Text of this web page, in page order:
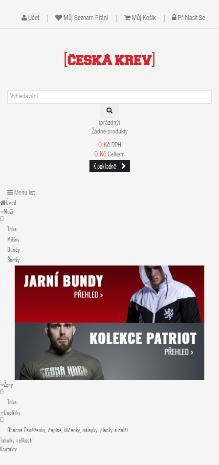
Účet Můj Seznam Přání Můj Košík Přihlásit Se
(prázdný)
Žádné produkty
0 Kč DPH
0 Kč Celkem
K pokladně
Menu list
Úvod
Muži
Trika
Mikiny
Bundy
Šortky
Ženy
Trika
Doplňky
Obecné Peněženky, čepice, klíčenky, nálepky, placky a další...
Tabulky velikostí
Kontakty